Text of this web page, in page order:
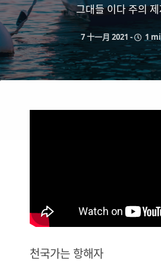
그대들 이다 주의
7 十一月 2021 - 1
천국가는 항해자